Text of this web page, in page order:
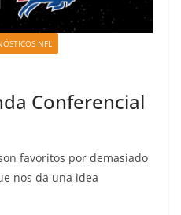
NFL
Conferencial
son favoritos por demasiado
nos da una idea